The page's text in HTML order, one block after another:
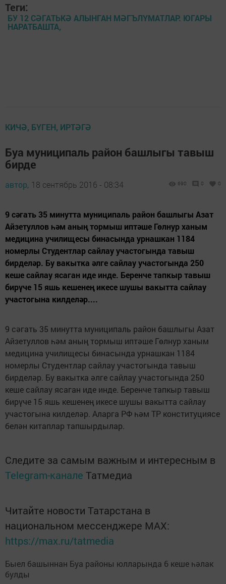
Теги:
БУ 12 СӘГАТЬКӘ АЛЫНГАН МӘГЪЛҮМАТЛАР. ЮГАРЫ
НАРАТБАШТА,
КИЧӘ, БҮГЕН, ИРТӘГӘ
Буа муниципаль район башлыгы тавыш
бирде
автор, 18 сентябрь 2016 - 08:34 690 0 0
9 сәгать 35 минутта муниципаль район башлыгы Азат
Айзетуллов һәм аның тормыш иптәше Гөлнур ханым
медицина училищесы бинасында урнашкан 1184
номерлы Студентлар сайлау участогында тавыш
бирделәр. Бу вакытка әлге сайлау участогында 250
кеше сайлау ясаган иде инде. Беренче тапкыр тавыш
бирүче 15 яшь кешенең икесе шушы вакытта сайлау
участогына килделәр....
9 сәгать 35 минутта муниципаль район башлыгы Азат
Айзетуллов һәм аның тормыш иптәше Гөлнур ханым
медицина училищесы бинасында урнашкан 1184
номерлы Студентлар сайлау участогында тавыш
бирделәр. Бу вакытка әлге сайлау участогында 250
кеше сайлау ясаган иде инде. Беренче тапкыр тавыш
бирүче 15 яшь кешенең икесе шушы вакытта сайлау
участогына килделәр. Аларга РФ һәм ТР конституциясе
белән китаплар тапшырдылар.
Следите за самым важным и интересным в
Telegram-канале Татмедиа
Читайте новости Татарстана в
национальном мессенджере MАХ:
https://max.ru/tatmedia
Быел башыннан Буа районы юлларында 6 кеше һәлак
булды